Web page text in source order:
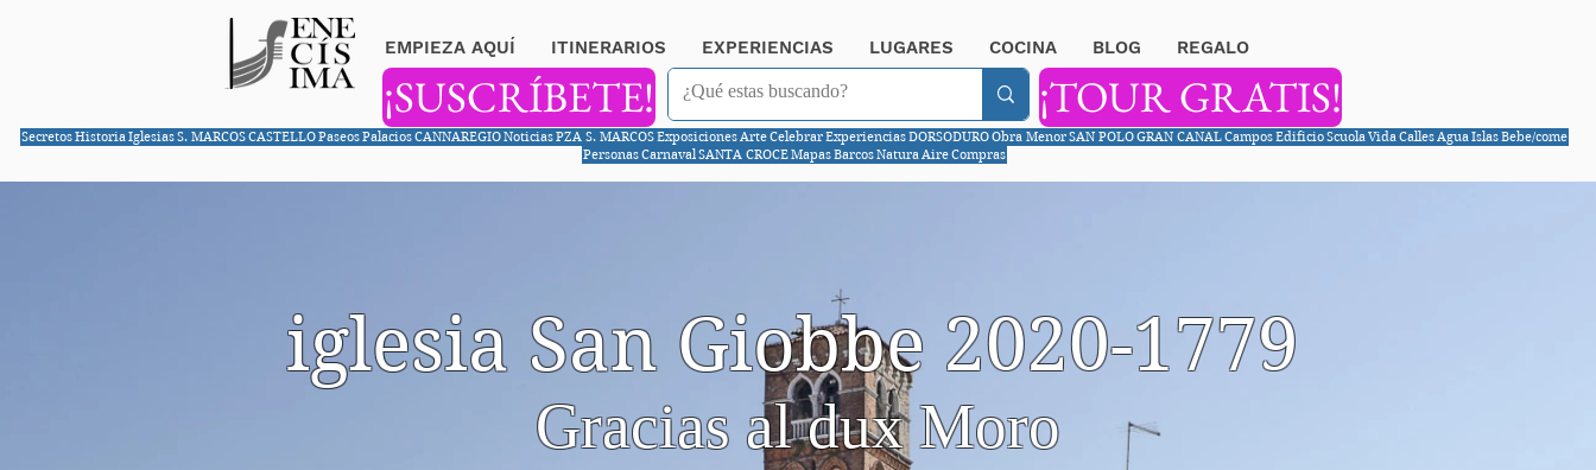
EMPIEZA AQUÍ ITINERARIOS EXPERIENCIAS LUGARES COCINA BLOG REGALO
¡SUSCRÍBETE! ¡TOUR GRATIS!
SecretosHistoriaIglesiasS. MARCOSCASTELLOPaseosPalaciosCANNAREGIONoticiasPZA S. MARCOSExposicionesArteCelebrarExperienciasDORSODUROObra MenorSAN POLOGRAN CANALCamposEdificioScuolaVidaCallesAguaIslasBebe/come
PersonasCarnavalSANTA CROCEMapasBarcosNaturaAireCompras
iglesia San Giobbe 2020-1779
Gracias al dux Moro